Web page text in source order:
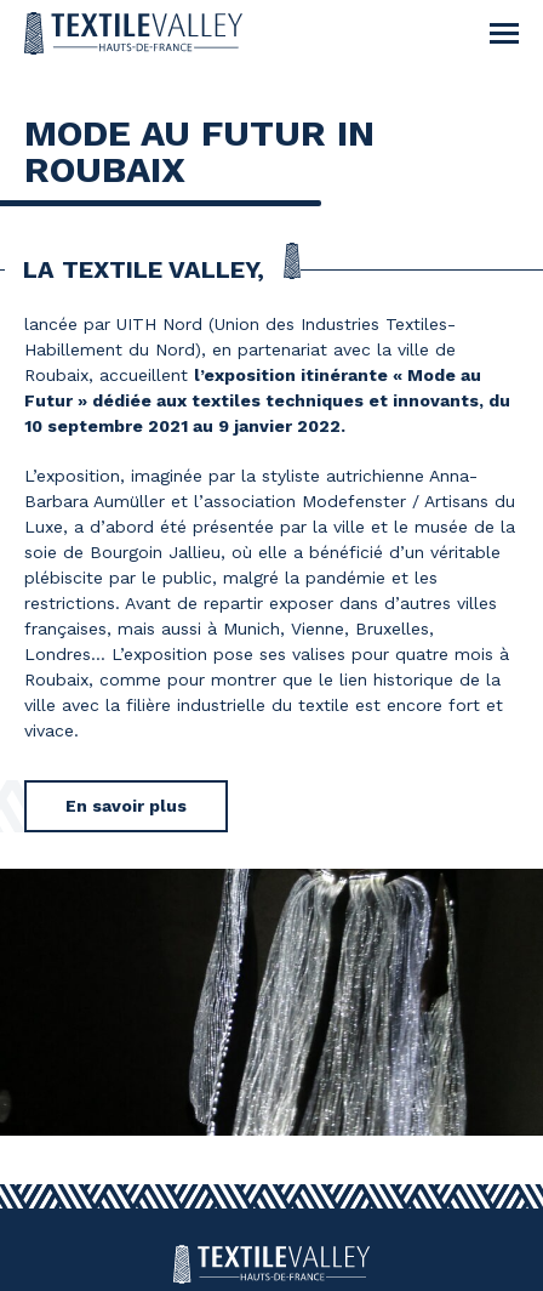
MODE AU FUTUR IN
ROUBAIX
LA TEXTILE VALLEY,
lancée par UITH Nord (Union des Industries Textiles-
Habillement du Nord), en partenariat avec la ville de
Roubaix, accueillent l’exposition itinérante « Mode au
Futur » dédiée aux textiles techniques et innovants, du
10 septembre 2021 au 9 janvier 2022.
L’exposition, imaginée par la styliste autrichienne Anna-
Barbara Aumüller et l’association Modefenster / Artisans du
Luxe, a d’abord été présentée par la ville et le musée de la
soie de Bourgoin Jallieu, où elle a bénéficié d’un véritable
plébiscite par le public, malgré la pandémie et les
restrictions. Avant de repartir exposer dans d’autres villes
françaises, mais aussi à Munich, Vienne, Bruxelles,
Londres… L’exposition pose ses valises pour quatre mois à
Roubaix, comme pour montrer que le lien historique de la
ville avec la filière industrielle du textile est encore fort et
vivace.
En savoir plus